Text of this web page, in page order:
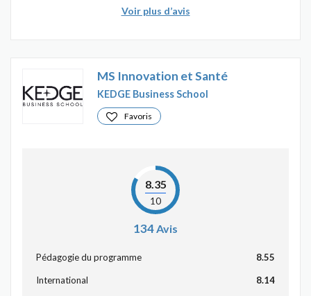
Voir plus d’avis
MS Innovation et Santé
KEDGE Business School
Favoris
8.35
10
134Avis
Pédagogie du programme 8.55
International 8.14